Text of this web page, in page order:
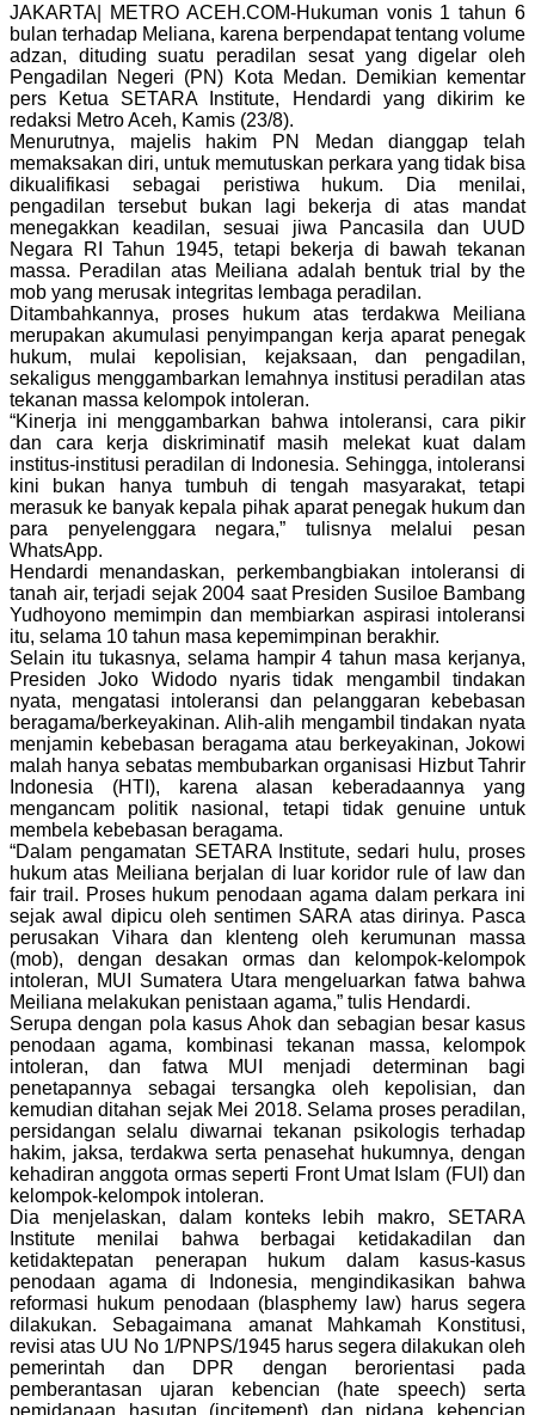
JAKARTA| METRO ACEH.COM-Hukuman vonis 1 tahun 6
bulan terhadap Meliana, karena berpendapat tentang volume
adzan, dituding suatu peradilan sesat yang digelar oleh
Pengadilan Negeri (PN) Kota Medan. Demikian kementar
pers Ketua SETARA Institute, Hendardi yang dikirim ke
redaksi Metro Aceh, Kamis (23/8).
Menurutnya, majelis hakim PN Medan dianggap telah
memaksakan diri, untuk memutuskan perkara yang tidak bisa
dikualifikasi sebagai peristiwa hukum. Dia menilai,
pengadilan tersebut bukan lagi bekerja di atas mandat
menegakkan keadilan, sesuai jiwa Pancasila dan UUD
Negara RI Tahun 1945, tetapi bekerja di bawah tekanan
massa. Peradilan atas Meiliana adalah bentuk trial by the
mob yang merusak integritas lembaga peradilan.
Ditambahkannya, proses hukum atas terdakwa Meiliana
merupakan akumulasi penyimpangan kerja aparat penegak
hukum, mulai kepolisian, kejaksaan, dan pengadilan,
sekaligus menggambarkan lemahnya institusi peradilan atas
tekanan massa kelompok intoleran.
“Kinerja ini menggambarkan bahwa intoleransi, cara pikir
dan cara kerja diskriminatif masih melekat kuat dalam
institus-institusi peradilan di Indonesia. Sehingga, intoleransi
kini bukan hanya tumbuh di tengah masyarakat, tetapi
merasuk ke banyak kepala pihak aparat penegak hukum dan
para penyelenggara negara,” tulisnya melalui pesan
WhatsApp.
Hendardi menandaskan, perkembangbiakan intoleransi di
tanah air, terjadi sejak 2004 saat Presiden Susiloe Bambang
Yudhoyono memimpin dan membiarkan aspirasi intoleransi
itu, selama 10 tahun masa kepemimpinan berakhir.
Selain itu tukasnya, selama hampir 4 tahun masa kerjanya,
Presiden Joko Widodo nyaris tidak mengambil tindakan
nyata, mengatasi intoleransi dan pelanggaran kebebasan
beragama/berkeyakinan. Alih-alih mengambil tindakan nyata
menjamin kebebasan beragama atau berkeyakinan, Jokowi
malah hanya sebatas membubarkan organisasi Hizbut Tahrir
Indonesia (HTI), karena alasan keberadaannya yang
mengancam politik nasional, tetapi tidak genuine untuk
membela kebebasan beragama.
“Dalam pengamatan SETARA Institute, sedari hulu, proses
hukum atas Meiliana berjalan di luar koridor rule of law dan
fair trail. Proses hukum penodaan agama dalam perkara ini
sejak awal dipicu oleh sentimen SARA atas dirinya. Pasca
perusakan Vihara dan klenteng oleh kerumunan massa
(mob), dengan desakan ormas dan kelompok-kelompok
intoleran, MUI Sumatera Utara mengeluarkan fatwa bahwa
Meiliana melakukan penistaan agama,” tulis Hendardi.
Serupa dengan pola kasus Ahok dan sebagian besar kasus
penodaan agama, kombinasi tekanan massa, kelompok
intoleran, dan fatwa MUI menjadi determinan bagi
penetapannya sebagai tersangka oleh kepolisian, dan
kemudian ditahan sejak Mei 2018. Selama proses peradilan,
persidangan selalu diwarnai tekanan psikologis terhadap
hakim, jaksa, terdakwa serta penasehat hukumnya, dengan
kehadiran anggota ormas seperti Front Umat Islam (FUI) dan
kelompok-kelompok intoleran.
Dia menjelaskan, dalam konteks lebih makro, SETARA
Institute menilai bahwa berbagai ketidakadilan dan
ketidaktepatan penerapan hukum dalam kasus-kasus
penodaan agama di Indonesia, mengindikasikan bahwa
reformasi hukum penodaan (blasphemy law) harus segera
dilakukan. Sebagaimana amanat Mahkamah Konstitusi,
revisi atas UU No 1/PNPS/1945 harus segera dilakukan oleh
pemerintah dan DPR dengan berorientasi pada
pemberantasan ujaran kebencian (hate speech) serta
pemidanaan hasutan (incitement) dan pidana kebencian